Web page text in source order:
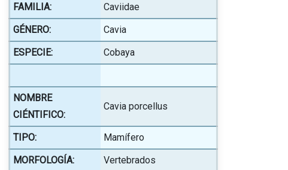
FAMILIA:
Caviidae
GÉNERO:
Cavia
ESPECIE:
Cobaya
NOMBRE
CIÉNTIFICO:
Cavia porcellus
TIPO:
Mamífero
MORFOLOGÍA:
Vertebrados